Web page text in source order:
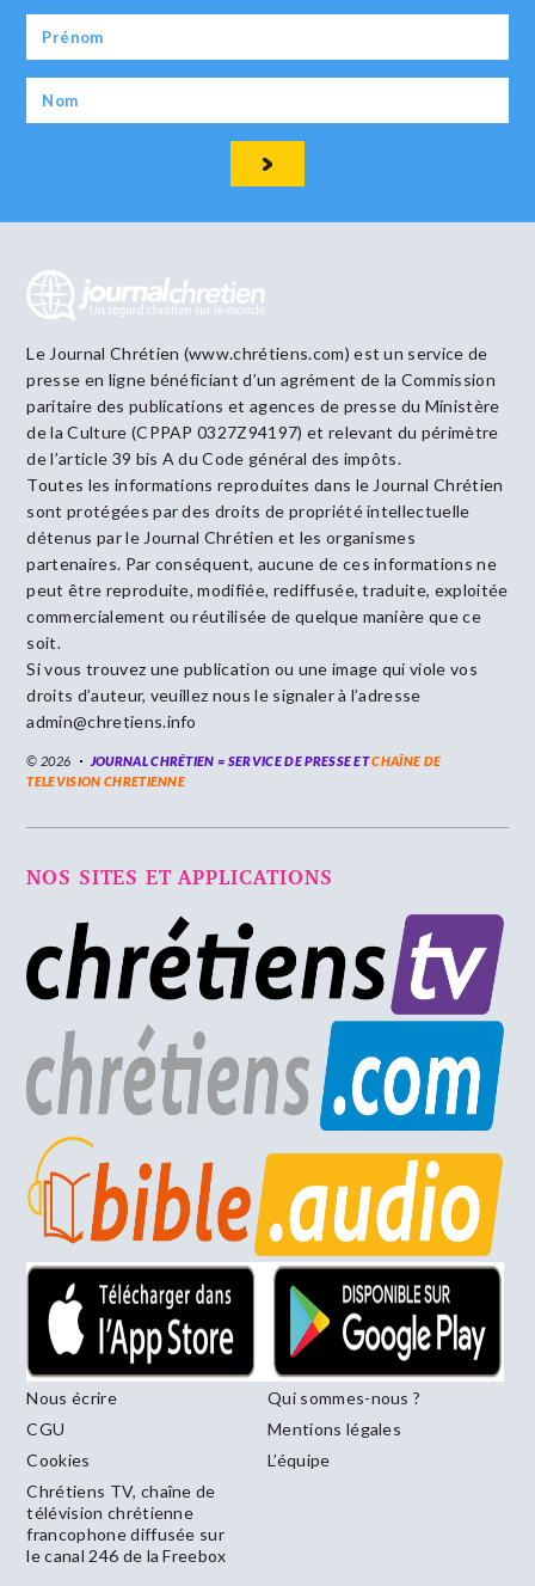
Le Journal Chrétien (www.chrétiens.com) est un service de
presse en ligne bénéficiant d’un agrément de la Commission
paritaire des publications et agences de presse du Ministère
de la Culture (CPPAP 0327Z94197) et relevant du périmètre
de l’article 39 bis A du Code général des impôts.
Toutes les informations reproduites dans le Journal Chrétien
sont protégées par des droits de propriété intellectuelle
détenus par le Journal Chrétien et les organismes
partenaires. Par conséquent, aucune de ces informations ne
peut être reproduite, modifiée, rediffusée, traduite, exploitée
commercialement ou réutilisée de quelque manière que ce
soit.
Si vous trouvez une publication ou une image qui viole vos
droits d’auteur, veuillez nous le signaler à l’adresse
admin@chretiens.info
© 2026 JOURNAL CHRÉTIEN = SERVICE DE PRESSE ETCHAÎNE DE
TELEVISION CHRETIENNE
NOS SITES ET APPLICATIONS
Nous écrire
Qui sommes-nous ?
CGU
Mentions légales
Cookies
L’équipe
Chrétiens TV, chaîne de
télévision chrétienne
francophone diffusée sur
le canal 246 de la Freebox